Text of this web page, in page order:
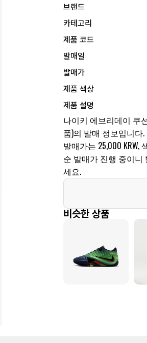
브랜드
카테고리
제품 코드
발매일
발매가
제품 색상
제품 설명
나이키 에브리데이 쿠
품)의 발매 정보입니다.
발매가는 25,000 KRW,
순 발매가 진행 중이니
세요.
비슷한 상품